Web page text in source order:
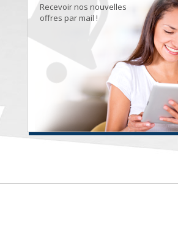
Recevoir nos nouvelles
offres par mail !